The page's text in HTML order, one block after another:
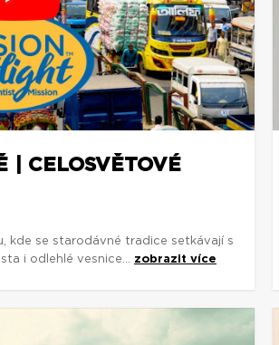
| CELOSVĚTOVÉ
kde se starodávné tradice setkávají s
i odlehlé vesnice... zobrazit více